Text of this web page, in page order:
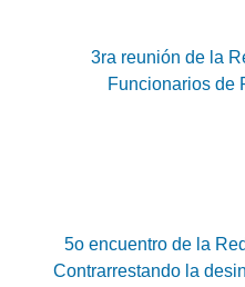
3ra reunión de la
Funcionarios de
5o encuentro de la
Contrarrestando la